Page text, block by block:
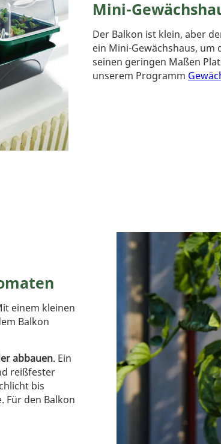
Mini-
Der Balkon ist klein, aber
ein Mini-Gewächshaus,
seinen geringen Maßen
unserem Programm
einem kleinen
Balkon
abbauen. Ein
reißfester
bis
Für den Balkon